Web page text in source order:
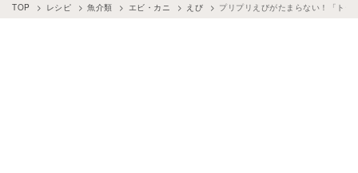
TOP レシピ 魚介類 エビ・カニ えび プリプリえびがたまらない！「ト